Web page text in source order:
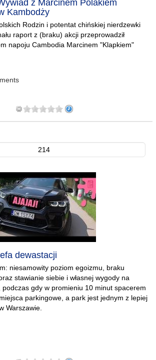
z Marcinem Polakiem
Kambodży
Rodzin i potentat chińskiej nierdzewki
raport z (braku) akcji przeprowadził
napoju Cambodia Marcinem "Klapkiem"
214
dewastacji
niesamowity poziom egoizmu, braku
stawianie siebie i własnej wygody na
podczas gdy w promieniu 10 minut spacerem
parkingowe, a park jest jednym z lepiej
Warszawie.